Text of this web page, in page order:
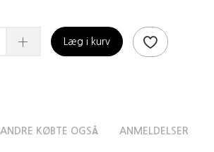
Læg i kurv
ANDRE KØBTE OGSÅ ANMELDELSER